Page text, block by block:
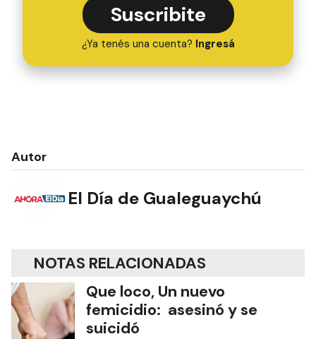
Suscribite
¿Ya tenés una cuenta? Ingresá
Autor
El Día de Gualeguaychú
NOTAS RELACIONADAS
Que loco, Un nuevo
femicidio: asesinó y se
suicidó